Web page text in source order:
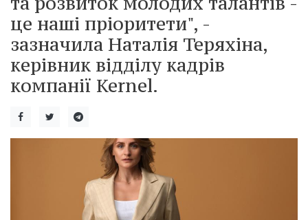
це наші пріоритети", -
зазначила Наталія Теряхіна,
керівник відділу кадрів
компанії Kernel.